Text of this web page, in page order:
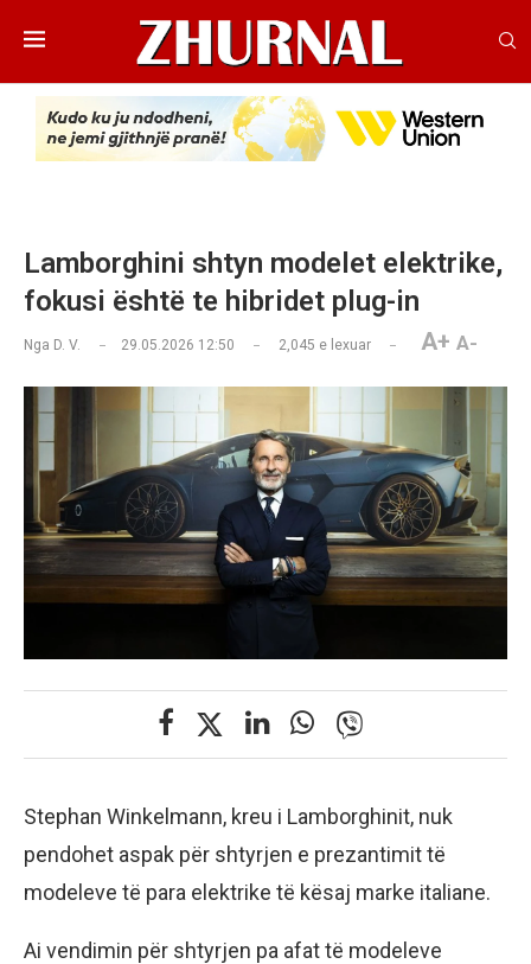
Lamborghini shtyn modelet elektrike,
fokusi është te hibridet plug-in
Nga D. V. 29.05.2026 12:50 2,045 e lexuar A+ A-
Stephan Winkelmann, kreu i Lamborghinit, nuk
pendohet aspak për shtyrjen e prezantimit të
modeleve të para elektrike të kësaj marke italiane.
Ai vendimin për shtyrjen pa afat të modeleve